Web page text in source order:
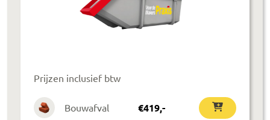
Prijzen inclusief btw
Bouwafval €419,-